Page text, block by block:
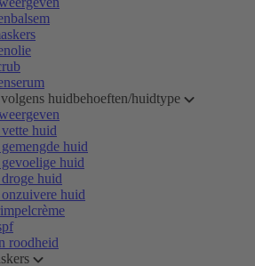
huidbehoeften/huidtype
huid
huid
huid
huid
huid
roodheid